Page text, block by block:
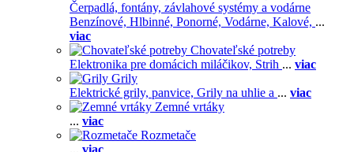
Čerpadlá, fontány, závlahové systémy a vodárne
Benzínové, Hlbinné, Ponorné, Vodárne, Kalové, ...
viac
Chovateľské potreby
Elektronika pre domácich miláčikov, Strih ... viac
Grily
Elektrické grily, panvice, Grily na uhlie a ... viac
Zemné vrtáky
... viac
Rozmetače
... viac